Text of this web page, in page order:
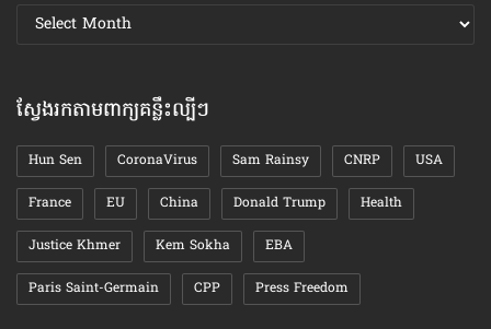
ស្វែងរក
ឯកសារ
ស្វែងរកតាមពាក្យគន្លឹះល្បីៗ
Hun Sen CoronaVirus Sam Rainsy CNRP USA
France EU China Donald Trump Health
Justice Khmer Kem Sokha EBA
Paris Saint-Germain CPP Press Freedom